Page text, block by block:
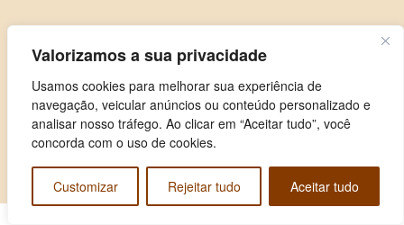
Valorizamos a sua privacidade
Usamos cookies para melhorar sua experiência de
navegação, veicular anúncios ou conteúdo personalizado e
analisar nosso tráfego. Ao clicar em “Aceitar tudo”, você
concorda com o uso de cookies.
Customizar Rejeitar tudo Aceitar tudo